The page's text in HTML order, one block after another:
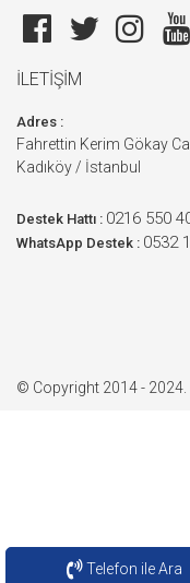
Telefon ile Ara
İLETİŞİM
Adres :
Fahrettin Kerim Gökay
Kadıköy / İstanbul
Destek Hattı : 0216 550
WhatsApp Destek : 0532
© Copyright 2014 - 2024.